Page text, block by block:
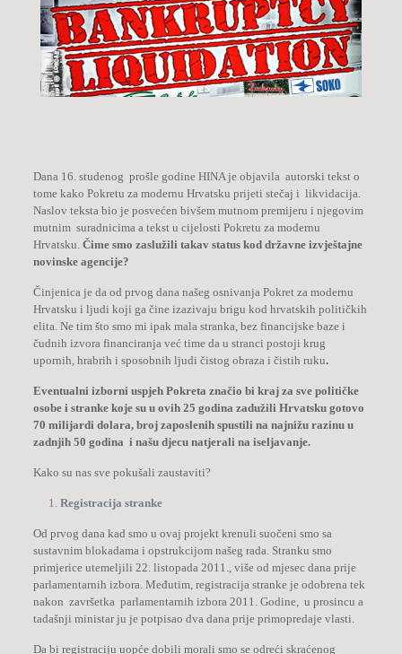
Dana 16. studenog prošle godine HINA je objavila autorski tekst o
tome kako Pokretu za modernu Hrvatsku prijeti stečaj i likvidacija.
Naslov teksta bio je posvećen bivšem mutnom premijeru i njegovim
mutnim suradnicima a tekst u cijelosti Pokretu za modernu
Hrvatsku. Čime smo zaslužili takav status kod državne izvještajne
novinske agencije?
Činjenica je da od prvog dana našeg osnivanja Pokret za modernu
Hrvatsku i ljudi koji ga čine izazivaju brigu kod hrvatskih političkih
elita. Ne tim što smo mi ipak mala stranka, bez financijske baze i
čudnih izvora financiranja već time da u stranci postoji krug
upornih, hrabrih i sposobnih ljudi čistog obraza i čistih ruku.
Eventualni izborni uspjeh Pokreta značio bi kraj za sve političke
osobe i stranke koje su u ovih 25 godina zadužili Hrvatsku gotovo
70 milijardi dolara, broj zaposlenih spustili na najnižu razinu u
zadnjih 50 godina i našu djecu natjerali na iseljavanje.
Kako su nas sve pokušali zaustaviti?
Registracija stranke
Od prvog dana kad smo u ovaj projekt krenuli suočeni smo sa
sustavnim blokadama i opstrukcijom našeg rada. Stranku smo
primjerice utemeljili 22. listopada 2011., više od mjesec dana prije
parlamentarnih izbora. Međutim, registracija stranke je odobrena tek
nakon završetka parlamentarnih izbora 2011. Godine, u prosincu a
tadašnji ministar ju je potpisao dva dana prije primopredaje vlasti.
Da bi registraciju uopće dobili morali smo se odreći skraćenog